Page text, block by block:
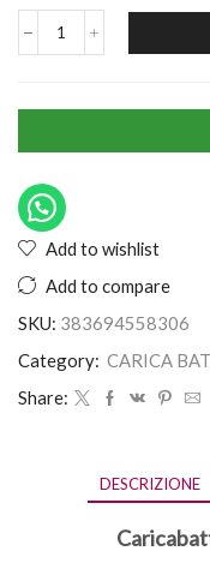
Add to wishlist
Add to compare
SKU: 383694558306
Category: CARICA
Share:
DESCRIZIONE